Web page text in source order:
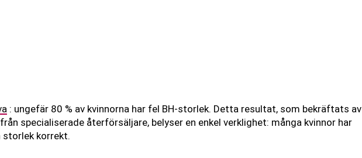
: ungefär 80 % av kvinnorna har fel BH-storlek. Detta resultat, som bekräftats av
specialiserade återförsäljare, belyser en enkel verklighet: många kvinnor har
korrekt.